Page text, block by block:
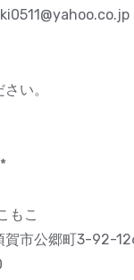
い。
もこ
賀市公郷町3-92-